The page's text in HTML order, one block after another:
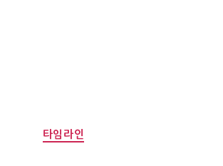
Categories
타임라인